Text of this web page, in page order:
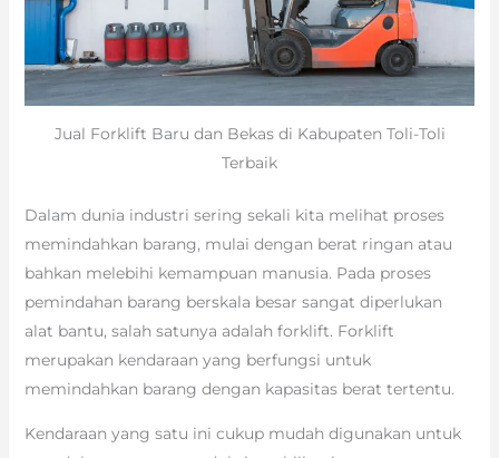
Jual Forklift Baru dan Bekas di Kabupaten Toli-Toli
Terbaik
Dalam dunia industri sering sekali kita melihat proses
memindahkan barang, mulai dengan berat ringan atau
bahkan melebihi kemampuan manusia. Pada proses
pemindahan barang berskala besar sangat diperlukan
alat bantu, salah satunya adalah forklift. Forklift
merupakan kendaraan yang berfungsi untuk
memindahkan barang dengan kapasitas berat tertentu.
Kendaraan yang satu ini cukup mudah digunakan untuk